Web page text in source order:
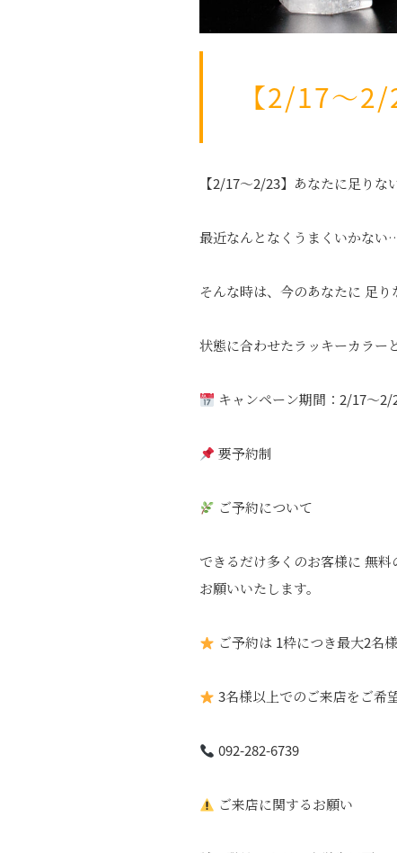
【2/17〜
【2/17〜2/23】あなたに足りな
最近なんとなくうまくいかない
そんな時は、今のあなたに 足り
状態に合わせたラッキーカラー
キャンペーン期間：2/17〜2/
要予約制
ご予約について
できるだけ多くのお客様に 無
お願いいたします。
ご予約は 1枠につき最大2名
3名様以上でのご来店をご希
092-282-6739
ご来店に関するお願い